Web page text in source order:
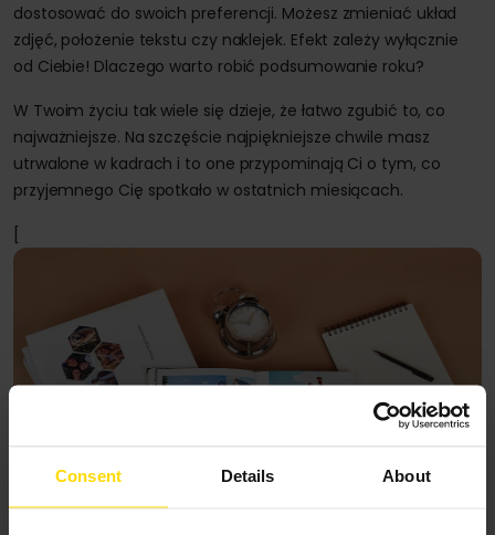
Consent Details About
dostosować do swoich preferencji. Możesz zmieniać układ
zdjęć, położenie tekstu czy naklejek. Efekt zależy wyłącznie
od Ciebie! Dlaczego warto robić podsumowanie roku?
W Twoim życiu tak wiele się dzieje, że łatwo zgubić to, co
najważniejsze. Na szczęście najpiękniejsze chwile masz
utrwalone w kadrach i to one przypominają Ci o tym, co
przyjemnego Cię spotkało w ostatnich miesiącach.